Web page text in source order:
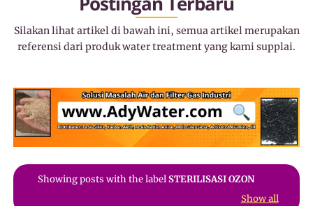
Silakan lihat artikel di bawah ini, semua artikel merupakan
referensi dari produk water treatment yang kami supplai.
Showing posts with the labelSTERILISASI OZON
Show all